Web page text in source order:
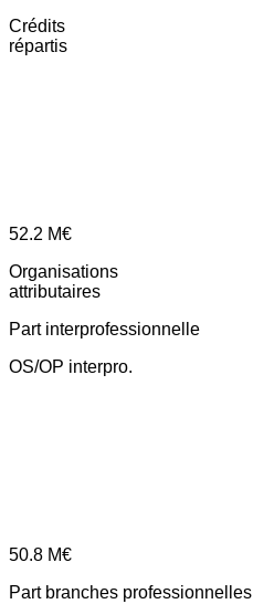
Crédits
répartis
52.2 M€
Organisations
attributaires
Part interprofessionnelle
OS/OP interpro.
50.8 M€
Part branches professionnelles